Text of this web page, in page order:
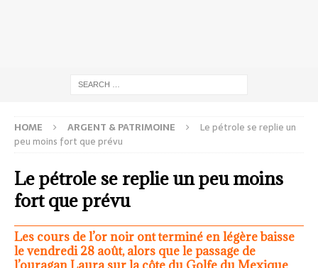
HOME ARGENT & PATRIMOINE
Le pétrole se replie un
peu moins fort que prévu
Le pétrole se replie un peu moins
fort que prévu
Les cours de l’or noir ont terminé en légère baisse
le vendredi 28 août, alors que le passage de